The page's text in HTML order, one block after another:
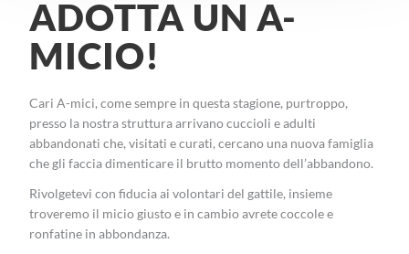
ADOTTA UN A-
MICIO!
Cari A-mici, come sempre in questa stagione, purtroppo,
presso la nostra struttura arrivano cuccioli e adulti
abbandonati che, visitati e curati, cercano una nuova famiglia
che gli faccia dimenticare il brutto momento dell’abbandono.
Rivolgetevi con fiducia ai volontari del gattile, insieme
troveremo il micio giusto e in cambio avrete coccole e
ronfatine in abbondanza.